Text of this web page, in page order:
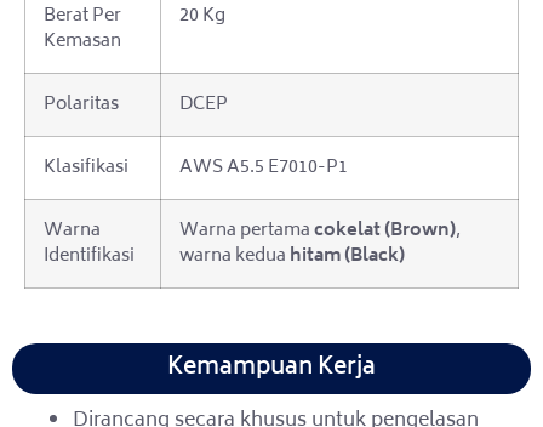
Berat Per
Kemasan
20 Kg
Polaritas DCEP
Klasifikasi AWS A5.5 E7010-P1
Warna
Identifikasi
Warna pertamacokelat (Brown),
warna kedua hitam (Black)
Kemampuan Kerja